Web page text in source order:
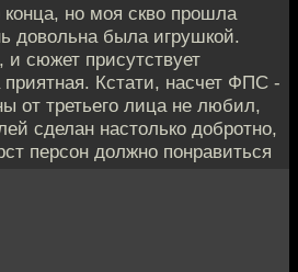
конца, но моя скво прошла
довольна была игрушкой.
и сюжет присутствует
Кстати, насчет ФПС -
от третьего лица не любил,
сделан настолько добротно,
персон должно понравиться